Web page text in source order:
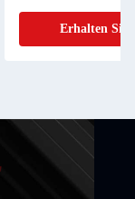
Erhalten Sie